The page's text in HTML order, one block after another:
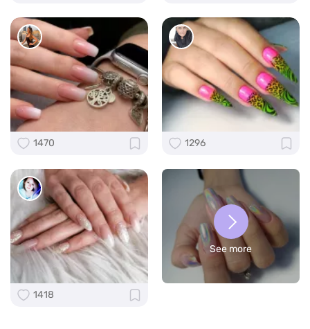
1470 1296
1418
See more